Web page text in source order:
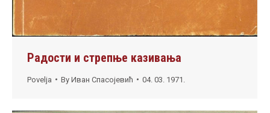
Радости и стрепње казивања
Povelja By Иван Спасојевић 04. 03. 1971.